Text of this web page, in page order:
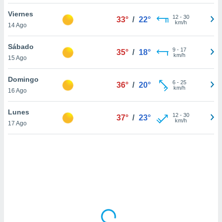
sitio
En
sean
el sitio
ni para
o
Viernes
14 Ago
33° / 22° 12- 30
km/h
Sábado
15 Ago
35° / 18° 9- 17
km/h
Domingo
16 Ago
36° / 20° 6- 25
km/h
Lunes
17 Ago
37° / 23° 12- 30
km/h